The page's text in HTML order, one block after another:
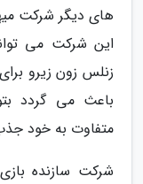
های دیگر شرکت
این شرکت می
زنلس زون زیرو
باعث می گردد
متفاوت به خود
شرکت سازنده